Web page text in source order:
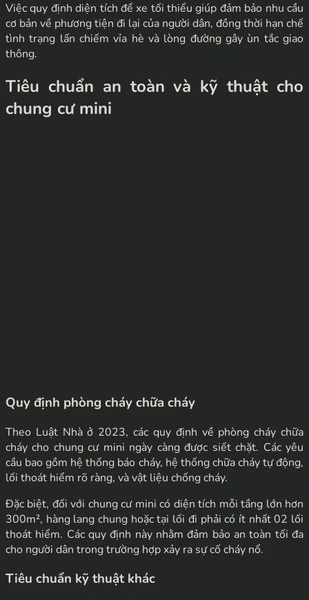
Việc quy định diện tích để xe tối thiểu giúp đảm bảo nhu cầu
cơ bản về phương tiện đi lại của người dân, đồng thời hạn chế
tình trạng lấn chiếm vỉa hè và lòng đường gây ùn tắc giao
thông.
Tiêu chuẩn an toàn và kỹ thuật cho
chung cư mini
Quy định phòng cháy chữa cháy
Theo Luật Nhà ở 2023, các quy định về phòng cháy chữa
cháy cho chung cư mini ngày càng được siết chặt. Các yêu
cầu bao gồm hệ thống báo cháy, hệ thống chữa cháy tự động,
lối thoát hiểm rõ ràng, và vật liệu chống cháy.
Đặc biệt, đối với chung cư mini có diện tích mỗi tầng lớn hơn
300m², hàng lang chung hoặc tại lối đi phải có ít nhất 02 lối
thoát hiểm. Các quy định này nhằm đảm bảo an toàn tối đa
cho người dân trong trường hợp xảy ra sự cố cháy nổ.
Tiêu chuẩn kỹ thuật khác